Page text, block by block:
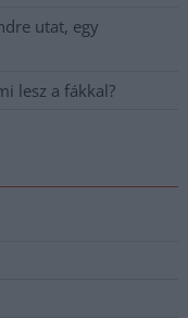
utat, egy
lesz a fákkal?